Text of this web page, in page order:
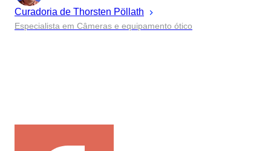
Curadoria de Thorsten Pöllath
Especialista em Câmeras e equipamento ótico